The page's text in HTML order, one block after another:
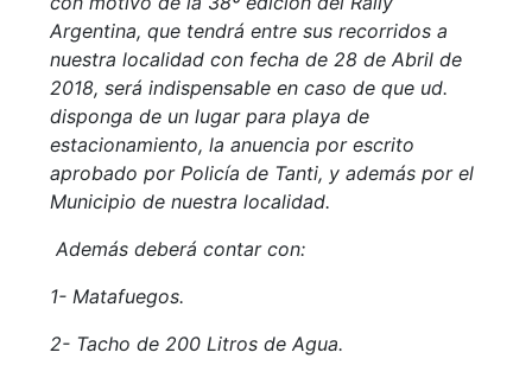
Argentina, que tendrá entre sus recorridos a
nuestra localidad con fecha de 28 de Abril de
2018, será indispensable en caso de que ud.
disponga de un lugar para playa de
estacionamiento, la anuencia por escrito
aprobado por Policía de Tanti, y además por el
Municipio de nuestra localidad.
Además deberá contar con:
1- Matafuegos.
2- Tacho de 200 Litros de Agua.